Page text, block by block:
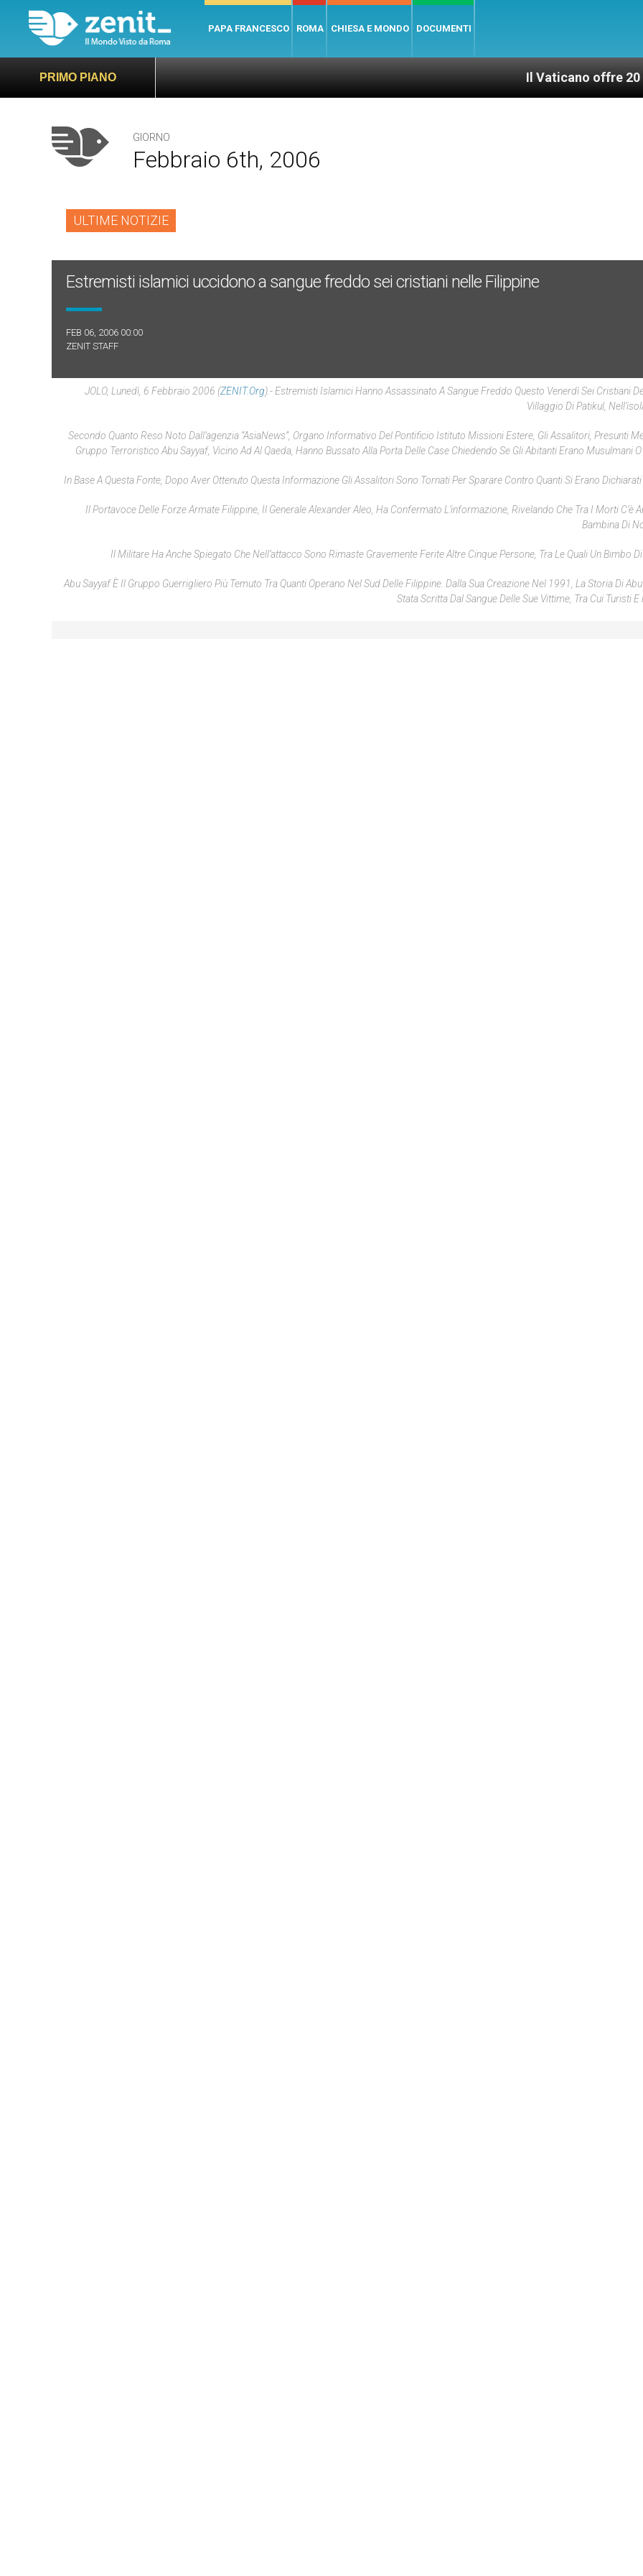
PAPA FRANCESCO ROMA CHIESA E MONDO DOCUMENTI
PRIMO PIANO Il Vaticano offre 20 punti per
GIORNO
Febbraio 6th, 2006
ULTIME NOTIZIE
Estremisti islamici uccidono a sangue freddo sei cristiani nelle Filippine
FEB 06, 2006 00:00
ZENIT STAFF
JOLO, Lunedì, 6 Febbraio 2006 (ZENIT.org).- Estremisti Islamici Hanno Assassinato A Sangue Freddo Questo Venerdì Sei Cristiani
Villaggio Di Patikul,
Secondo Quanto Reso Noto Dall’agenzia “AsiaNews”, Organo Informativo Del Pontificio Istituto Missioni Estere, Gli Assalitori, Presunti
Gruppo Terroristico Abu Sayyaf, Vicino Ad Al Qaeda, Hanno Bussato Alla Porta Delle Case Chiedendo Se Gli Abitanti Erano Musulmani O
In Base A Questa Fonte, Dopo Aver Ottenuto Questa Informazione Gli Assalitori Sono Tornati Per Sparare Contro Quanti Si Erano Dichiarati
Il Portavoce Delle Forze Armate Filippine, Il Generale Alexander Aleo, Ha Confermato L’informazione, Rivelando Che Tra I Morti C’è
Bambina Di
Il Militare Ha Anche Spiegato Che Nell’attacco Sono Rimaste Gravemente Ferite Altre Cinque Persone, Tra Le Quali Un Bimbo Di
Abu Sayyaf È Il Gruppo Guerrigliero Più Temuto Tra Quanti Operano Nel Sud Delle Filippine. Dalla Sua Creazione Nel 1991, La Storia Di
Stata Scritta Dal Sangue Delle Sue Vittime, Tra Cui Turisti E